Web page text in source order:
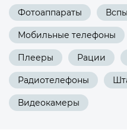
Фотоаппараты
Мобильные телефоны
Плееры Рации
Радиотелефоны
Видеокамеры